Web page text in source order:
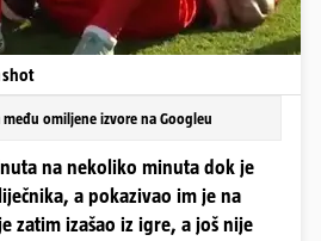
omiljene izvore na Googleu
na nekoliko minuta dok je
a pokazivao im je na
zatim izašao iz igre, a još nije